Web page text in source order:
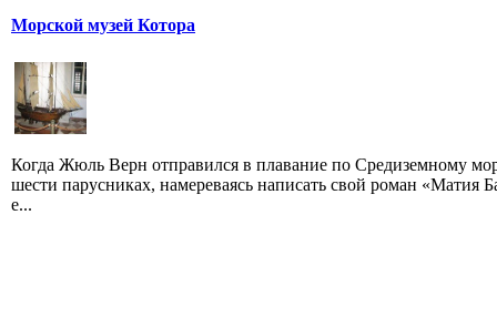
Морской музей Котора
Когда Жюль Верн отправился в плавание по Средиземному
шести парусниках, намереваясь написать свой роман «Матия
е...